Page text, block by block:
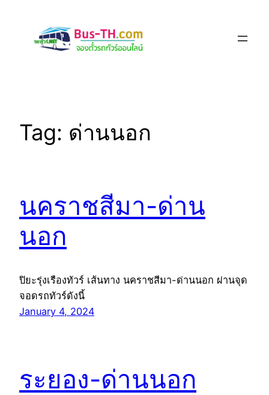
content
Tag: ด่านนอก
นคราชสีมา-ด่าน
นอก
ปิยะรุ่งเรืองทัวร์ เส้นทาง นคราชสีมา-ด่านนอก ผ่านจุด
จอดรถทัวร์ดังนี้
January 4, 2024
ระยอง-ด่านนอก